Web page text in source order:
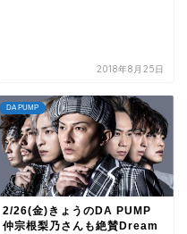
2018年8月25日
DA PUMP
2/26(金)きょうのDA PUMP
仲宗根梨乃さんも絶賛Dream